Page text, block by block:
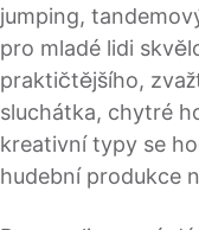
jumping,
pro mladé lidi
praktičtějšího,
sluchátka, chytré
kreativní typy se
hudební produkce